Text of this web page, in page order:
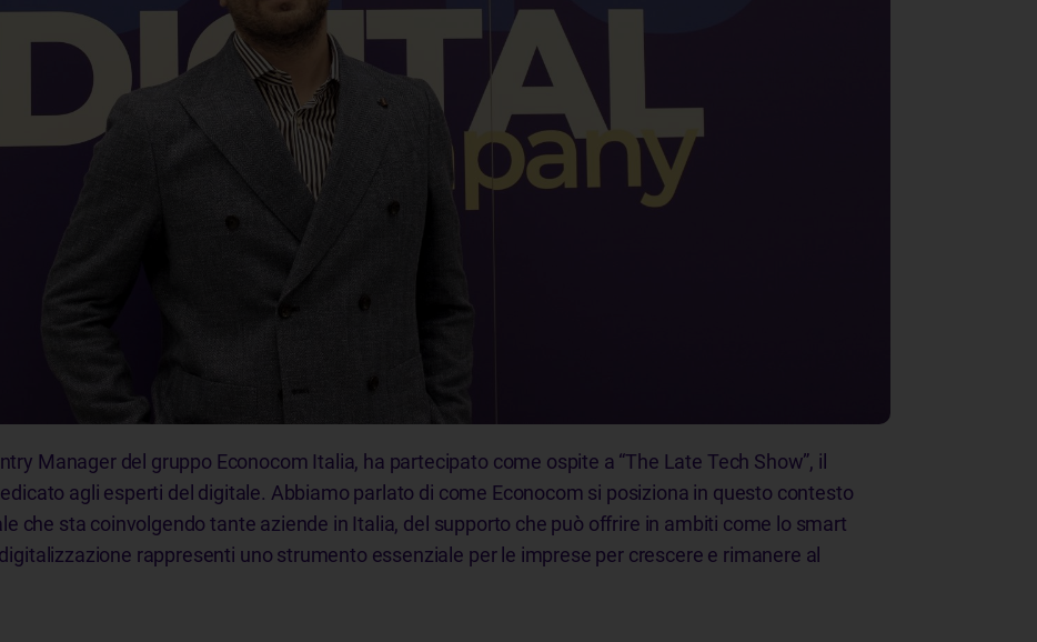
Manager del gruppo Econocom Italia, ha partecipato come ospite a “The Late Tech Show”, il
agli esperti del digitale. Abbiamo parlato di come Econocom si posiziona in questo contesto
che sta coinvolgendo tante aziende in Italia, del supporto che può offrire in ambiti come lo smart
rappresenti uno strumento essenziale per le imprese per crescere e rimanere al